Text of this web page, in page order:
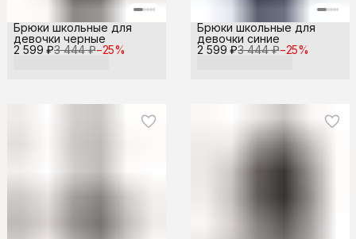
2 599 ₽3 444 ₽−25%
Брюки школьные для
девочки черные
2 599 ₽3 444 ₽−25%
Брюки школьные для
девочки синие